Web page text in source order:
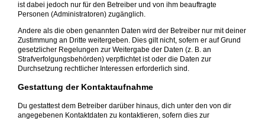
ist dabei jedoch nur für den Betreiber und von ihm beauftragte
Personen (Administratoren) zugänglich.
Andere als die oben genannten Daten wird der Betreiber nur mit deiner
Zustimmung an Dritte weitergeben. Dies gilt nicht, sofern er auf Grund
gesetzlicher Regelungen zur Weitergabe der Daten (z. B. an
Strafverfolgungsbehörden) verpflichtet ist oder die Daten zur
Durchsetzung rechtlicher Interessen erforderlich sind.
Gestattung der Kontaktaufnahme
Du gestattest dem Betreiber darüber hinaus, dich unter den von dir
angegebenen Kontaktdaten zu kontaktieren, sofern dies zur